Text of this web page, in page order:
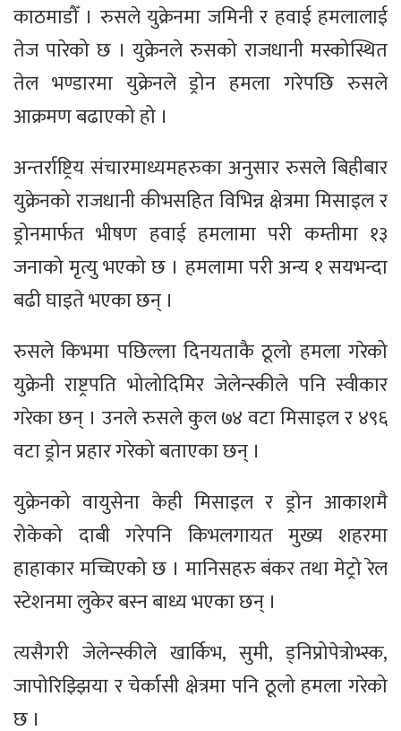
काठमाडौँ । रुसले युक्रेनमा जमिनी र हवाई हमलालाई
तेज पारेको छ । युक्रेनले रुसको राजधानी मस्कोस्थित
तेल भण्डारमा युक्रेनले ड्रोन हमला गरेपछि रुसले
आक्रमण बढाएको हो ।
अन्तर्राष्ट्रिय संचारमाध्यमहरुका अनुसार रुसले बिहीबार
युक्रेनको राजधानी कीभसहित विभिन्न क्षेत्रमा मिसाइल र
ड्रोनमार्फत भीषण हवाई हमलामा परी कम्तीमा १३
जनाको मृत्यु भएको छ । हमलामा परी अन्य १ सयभन्दा
बढी घाइते भएका छन् ।
रुसले किभमा पछिल्ला दिनयताकै ठूलो हमला गरेको
युक्रेनी राष्ट्रपति भोलोदिमिर जेलेन्स्कीले पनि स्वीकार
गरेका छन् । उनले रुसले कुल ७४ वटा मिसाइल र ४९६
वटा ड्रोन प्रहार गरेको बताएका छन् ।
युक्रेनको वायुसेना केही मिसाइल र ड्रोन आकाशमै
रोकेको दाबी गरेपनि किभलगायत मुख्य शहरमा
हाहाकार मच्चिएको छ । मानिसहरु बंकर तथा मेट्रो रेल
स्टेशनमा लुकेर बस्न बाध्य भएका छन् ।
त्यसैगरी जेलेन्स्कीले खार्किभ, सुमी, ड्निप्रोपेत्रोभ्स्क,
जापोरिझ्झिया र चेर्कासी क्षेत्रमा पनि ठूलो हमला गरेको
छ ।